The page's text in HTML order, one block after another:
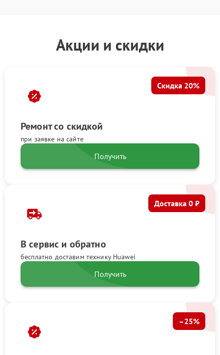
Акции и скидки
Ремонт со скидкой
при заявке на сайте
Скидка 20%
Получить
В сервис и обратно
бесплатно доставим технику Huawei
Доставка 0 ₽
Получить
–25%